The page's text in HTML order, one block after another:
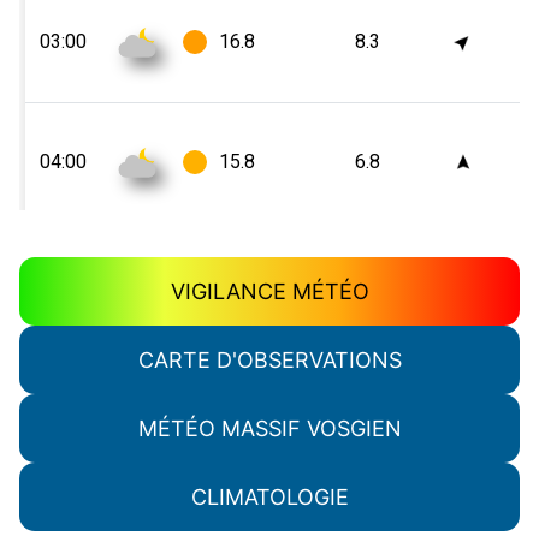
VIGILANCE MÉTÉO
CARTE D'OBSERVATIONS
MÉTÉO MASSIF VOSGIEN
CLIMATOLOGIE